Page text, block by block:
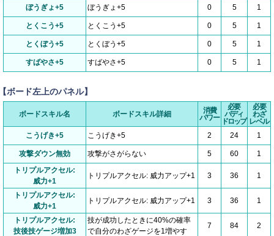
ぼうぎょ+5 ぼうぎょ+5 0 5 1
とくこう+5 とくこう+5 0 5 1
とくぼう+5 とくぼう+5 0 5 1
すばやさ+5 すばやさ+5 0 5 1
ボード左上のパネル】
ボードスキル名 ボードスキル詳細
消費
パワー
必要
バディ
ドロップ
必要
わざ
レベル
こうげき+5
こうげき+5 2 24 1
攻撃ダウン無効 攻撃がさがらない 5 60
1
トリプルアクセル:
威力+1
トリプルアクセル: 威力アップ+1 3 36 1
トリプルアクセル:
威力+1
トリプルアクセル: 威力アップ+1 3 36 1
トリプルアクセル:
技後技ゲージ増加3
技が成功したときに40%の確率
で自分のわざゲージを1増やす
7 84 2